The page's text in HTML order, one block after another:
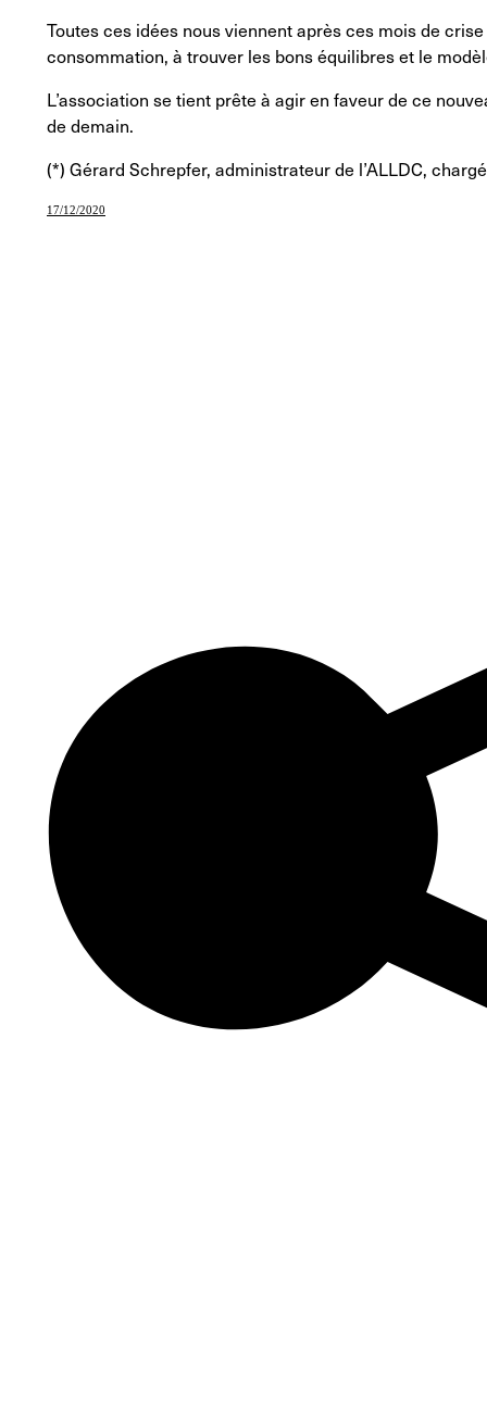
Toutes ces idées nous viennent après ces mois de
consommation, à trouver les bons équilibres et le
L’association se tient prête à agir en faveur de ce
de demain.
(*) Gérard Schrepfer, administrateur de l’ALLDC,
17/12/2020